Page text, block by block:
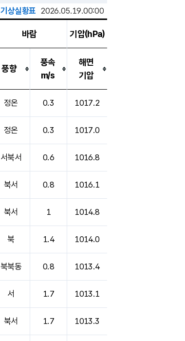
기상실황표 2026.05.19.00:00
바람 기압(hPa)
풍향
풍속
m/s
해면
기압
정온 0.3 1017.2
정온 0.3 1017.0
서북서 0.6 1016.8
북서 0.8 1016.1
북서 1 1014.8
북 1.4 1014.0
북북동 0.8 1013.4
서 1.7 1013.1
북서 1.7 1013.3